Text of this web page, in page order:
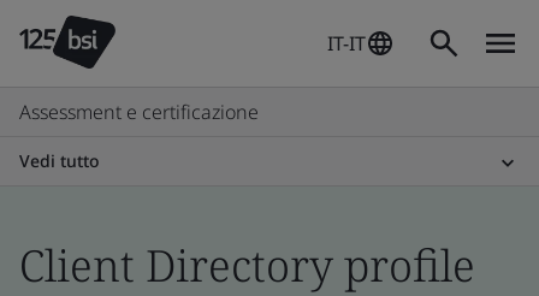
IT-IT
Assessment e certificazione
Vedi tutto
Client Directory profile